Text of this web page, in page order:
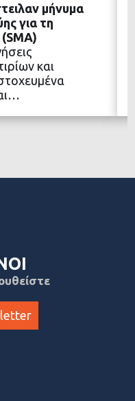
μήνυμα
για τη
και